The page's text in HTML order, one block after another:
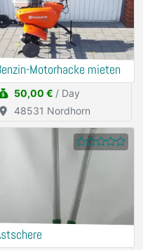
Motorhacke mieten
50,00 € / Day
48531 Nordhorn